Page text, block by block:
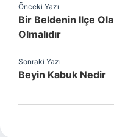
Önceki Yazı
Bir Beldenin Ilçe
Olmalıdır
Sonraki Yazı
Beyin Kabuk Nedir